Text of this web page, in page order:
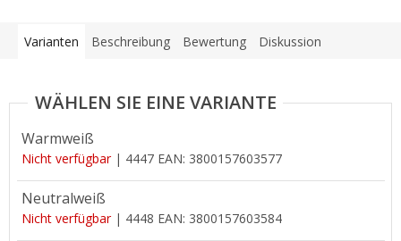
Varianten Beschreibung Bewertung Diskussion
Warmweiß
Nicht verfügbar | 4447 EAN: 3800157603577
Neutralweiß
Nicht verfügbar | 4448 EAN: 3800157603584